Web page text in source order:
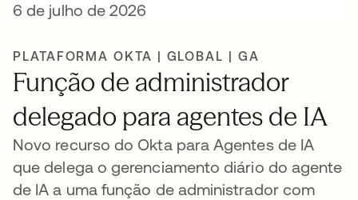
6 de julho de 2026
PLATAFORMA OKTA | GLOBAL | GA
Função de administrador
delegado para agentes de IA
Novo recurso do Okta para Agentes de IA
que delega o gerenciamento diário do agente
de IA a uma função de administrador com